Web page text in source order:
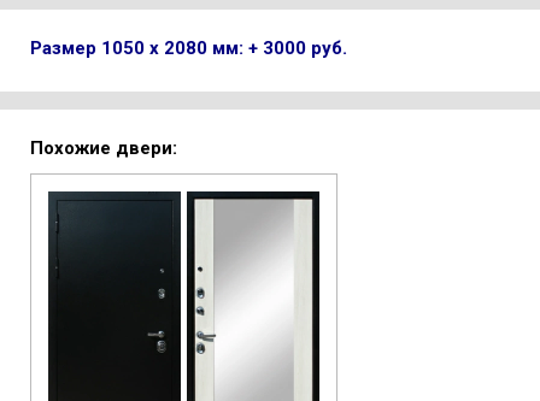
Размер 1050 х 2080 мм: + 3000 руб.
Похожие двери: